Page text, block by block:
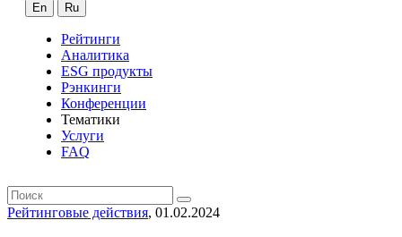
En Ru
Рейтинги
Аналитика
ESG продукты
Рэнкинги
Конференции
Тематики
Услуги
FAQ
Рейтинговые действия, 01.02.2024